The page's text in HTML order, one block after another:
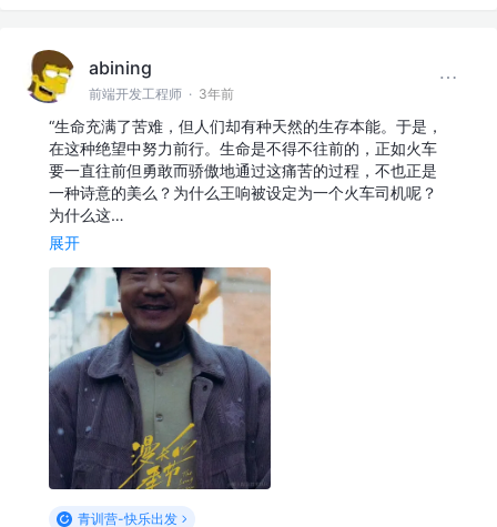
abining
前端开发工程师 · 3年前
“生命充满了苦难，但人们却有种天然的生存本能。于是，
在这种绝望中努力前行。生命是不得不往前的，正如火车
要一直往前但勇敢而骄傲地通过这痛苦的过程，不也正是
一种诗意的美么？为什么王响被设定为一个火车司机呢？
为什么这…
展开
青训营-快乐出发